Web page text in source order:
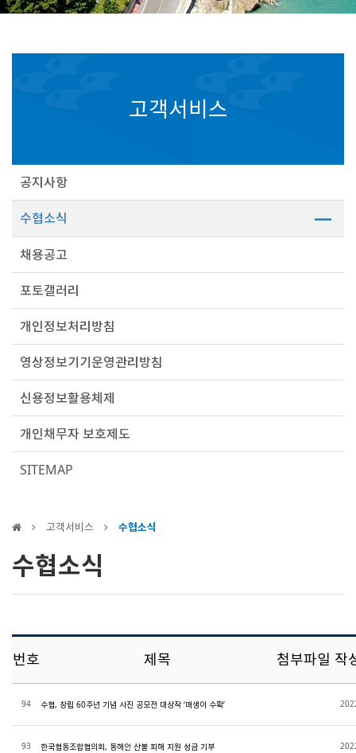
고객서비스
공지사항
수협소식
채용공고
포토갤러리
개인정보처리방침
영상정보기기운영관리방침
신용정보활용체제
개인채무자 보호제도
SITEMAP
고객서비스 수협소식
수협소식
번호 제목 첨부파일 작
94 수협, 창립 60주년 기념 사진 공모전 대상작 ‘매생이 수확’
93 한국협동조합협의회, 동해안 산불 피해 지원 성금 기부